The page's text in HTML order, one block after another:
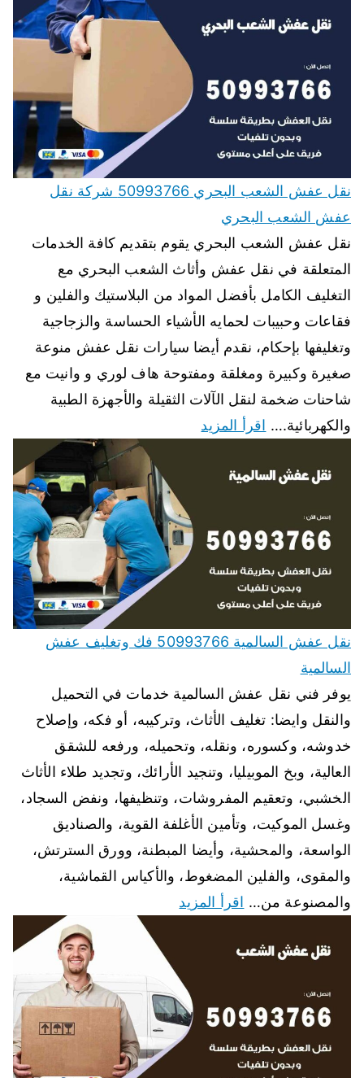
نقل عفش الشعب البحري 50993766 شركة نقل
عفش الشعب البحري
نقل عفش الشعب البحري يقوم بتقديم كافة الخدمات
المتعلقة في نقل عفش وأثاث الشعب البحري مع
التغليف الكامل بأفضل المواد من البلاستيك والفلين و
فقاعات وحبيبات لحمايه الأشياء الحساسة والزجاجية
وتغليفها بإحكام، نقدم أيضا سيارات نقل عفش منوعة
صغيرة وكبيرة ومغلقة ومفتوحة هاف لوري و وانيت مع
شاحنات ضخمة لنقل الآلات الثقيلة والأجهزة الطبية
والكهربائية.… اقرأ المزيد
نقل عفش السالمية 50993766 فك وتغليف عفش
السالمية
يوفر فني نقل عفش السالمية خدمات في التحميل
والنقل وايضا: تغليف الأثاث، وتركيبه، أو فكه، وإصلاح
خدوشه، وكسوره، ونقله، وتحميله، ورفعه للشقق
العالية، وبخ الموبيليا، وتنجيد الأرائك، وتجديد طلاء الأثاث
الخشبي، وتعقيم المفروشات، وتنظيفها، ونفض السجاد،
وغسل الموكيت، وتأمين الأغلفة القوية، والصناديق
الواسعة، والمحشية، وأيضا المبطنة، وورق السترتش،
والمقوى، والفلين المضغوط، والأكياس القماشية،
والمصنوعة من… اقرأ المزيد